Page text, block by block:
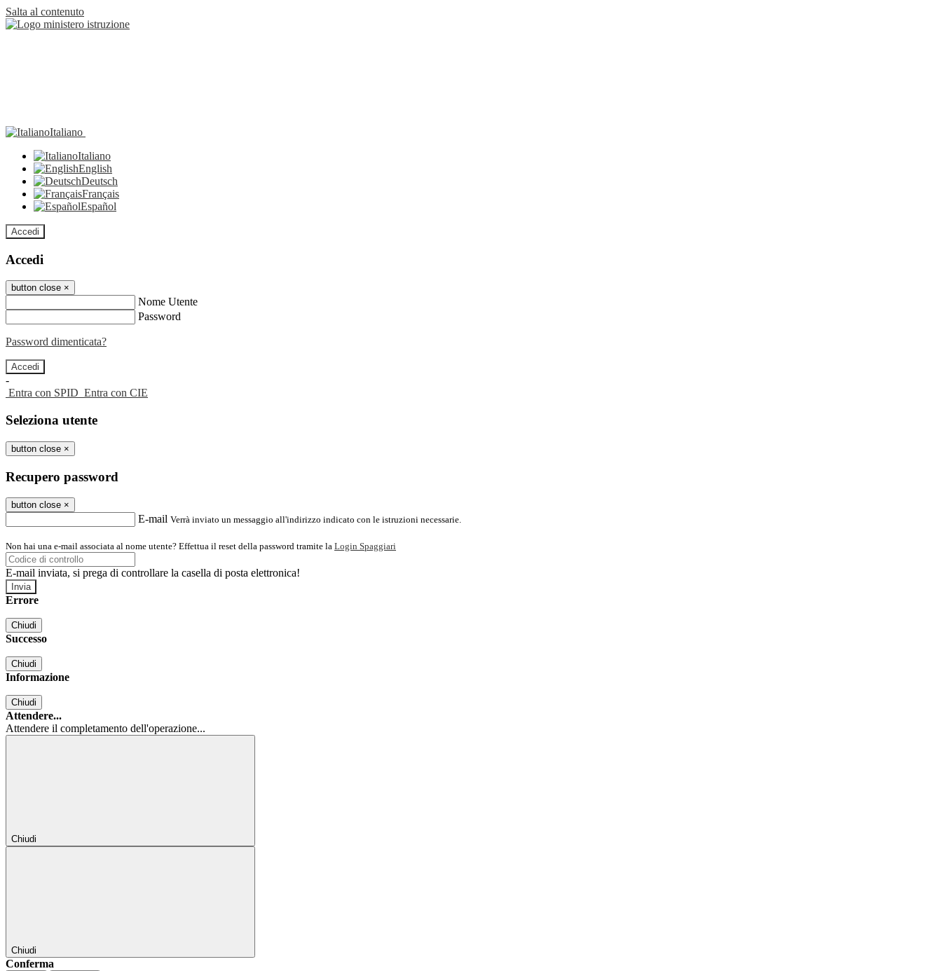
Salta al contenuto
Italiano
Italiano
English
Deutsch
Français
Español
Accedi
Accedi
button close ×
Nome Utente
Password
Password dimenticata?
-
Entra con SPID Entra con CIE
Seleziona utente
button close ×
Recupero password
button close ×
E-mail Verrà inviato un messaggio all'indirizzo indicato con le istruzioni necessarie.
Non hai una e-mail associata al nome utente? Effettua il reset della password tramite la Login Spaggiari
E-mail inviata, si prega di controllare la casella di posta elettronica!
Errore
Chiudi
Successo
Chiudi
Informazione
Chiudi
Attendere...
Attendere il completamento dell'operazione...
Chiudi
Chiudi
Conferma